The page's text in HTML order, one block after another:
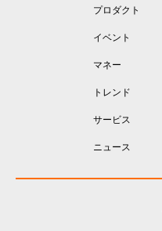
プロダクト
イベント
マネー
トレンド
サービス
ニュース